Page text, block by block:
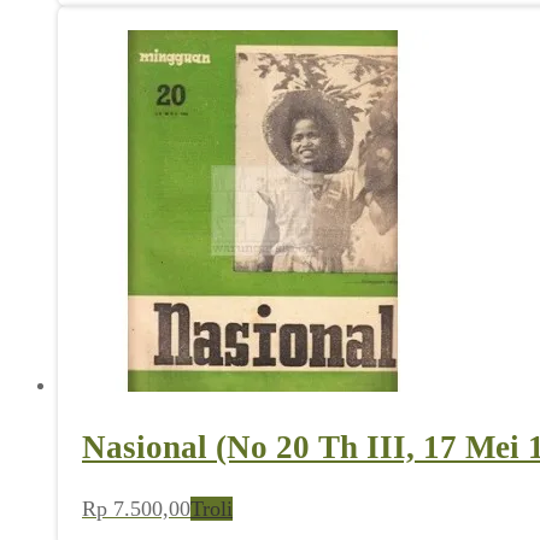
Nasional (No 20 Th III, 17 Mei
Rp 7.500,00Troli